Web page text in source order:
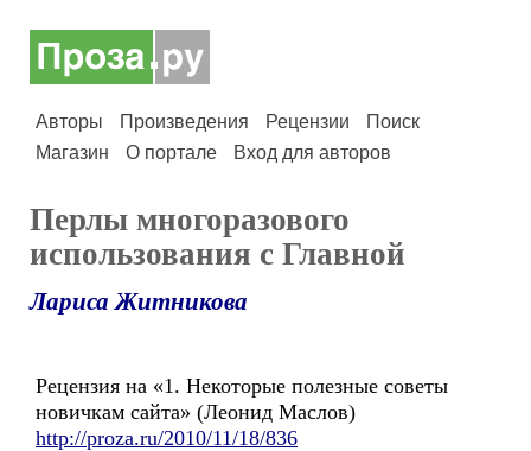
Авторы Произведения Рецензии
Поиск
Магазин
О портале Вход для авторов
Перлы многоразового
использования с Главной
Лариса Житникова
Рецензия на «1. Некоторые полезные советы
новичкам сайта» (Леонид Маслов)
http://proza.ru/2010/11/18/836